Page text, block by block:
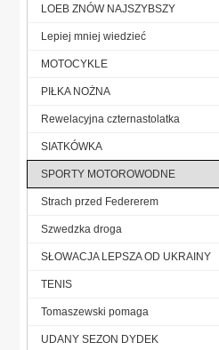
LOEB ZNÓW NAJSZYBSZY
Lepiej mniej wiedzieć
MOTOCYKLE
PIŁKA NOŻNA
Rewelacyjna czternastolatka
SIATKÓWKA
SPORTY MOTOROWODNE
Strach przed Federerem
Szwedzka droga
SŁOWACJA LEPSZA OD UKRAINY
TENIS
Tomaszewski pomaga
UDANY SEZON DYDEK